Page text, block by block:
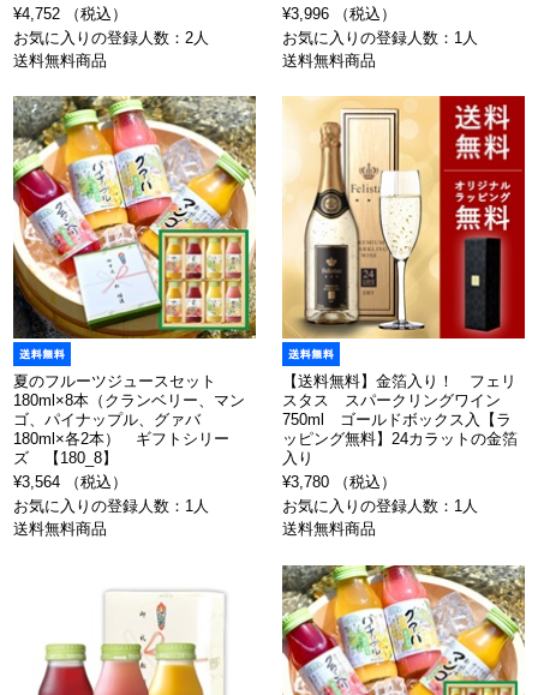
¥4,752 （税込）
お気に入りの登録人数：2人
送料無料商品
¥3,996 （税込）
お気に入りの登録人数：1人
送料無料商品
夏のフルーツジュースセット
180ml×8本（クランベリー、マン
ゴ、パイナップル、グァバ
180ml×各2本） ギフトシリー
ズ 【180_8】
¥3,564 （税込）
お気に入りの登録人数：1人
送料無料商品
【送料無料】金箔入り！ フェリ
スタス スパークリングワイン
750ml ゴールドボックス入【ラ
ッピング無料】24カラットの金箔
入り
¥3,780 （税込）
お気に入りの登録人数：1人
送料無料商品